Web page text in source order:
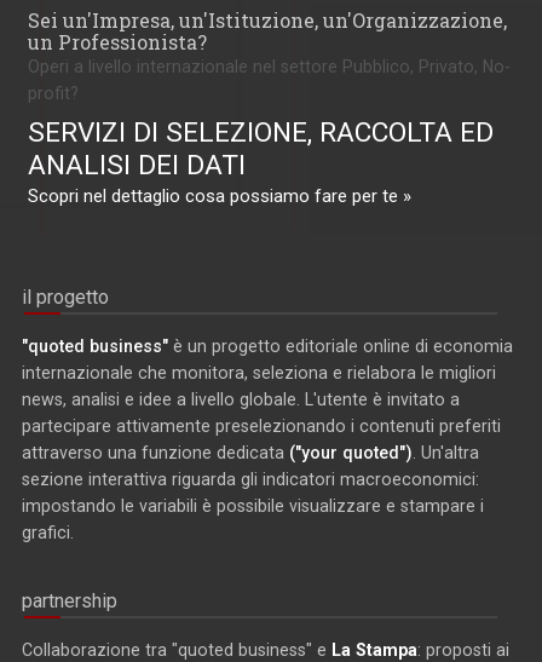
Sei un'Impresa, un'Istituzione, un'Organizzazione,
un Professionista?
Operi a livello internazionale nel settore Pubblico, Privato, No-
profit?
SERVIZI DI SELEZIONE, RACCOLTA ED
ANALISI DEI DATI
Scopri nel dettaglio cosa possiamo fare per te »
il progetto
"quoted business" è un progetto editoriale online di economia
internazionale che monitora, seleziona e rielabora le migliori
news, analisi e idee a livello globale. L'utente è invitato a
partecipare attivamente preselezionando i contenuti preferiti
attraverso una funzione dedicata ("your quoted") . Un'altra
sezione interattiva riguarda gli indicatori macroeconomici:
impostando le variabili è possibile visualizzare e stampare i
grafici.
partnership
Collaborazione tra "quoted business" e La Stampa: proposti ai